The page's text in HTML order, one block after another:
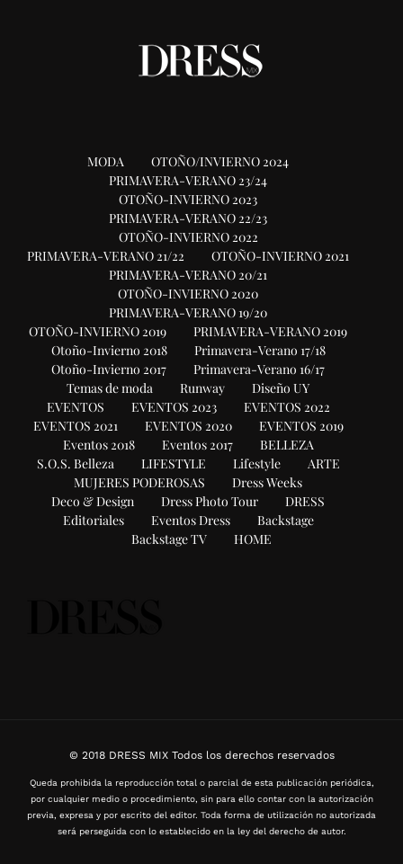
MODA
OTOÑO/INVIERNO 2024
PRIMAVERA-VERANO 23/24
OTOÑO-INVIERNO 2023
PRIMAVERA-VERANO 22/23
OTOÑO-INVIERNO 2022
PRIMAVERA-VERANO 21/22
OTOÑO-INVIERNO 2021
PRIMAVERA-VERANO 20/21
OTOÑO-INVIERNO 2020
PRIMAVERA-VERANO 19/20
OTOÑO-INVIERNO 2019
PRIMAVERA-VERANO 2019
Otoño-Invierno 2018
Primavera-Verano 17/18
Otoño-Invierno 2017
Primavera-Verano 16/17
Temas de moda
Runway
Diseño UY
EVENTOS
EVENTOS 2023
EVENTOS 2022
EVENTOS 2021
EVENTOS 2020
EVENTOS 2019
Eventos 2018
Eventos 2017
BELLEZA
S.O.S. Belleza
LIFESTYLE Lifestyle
ARTE
MUJERES PODEROSAS
Dress Weeks
Deco & Design
Dress Photo Tour
DRESS
Editoriales
Eventos Dress
Backstage
Backstage TV
HOME
© 2018 DRESS MIX Todos los derechos reservados
Queda prohibida la reproducción total o parcial de esta publicación periódica,
por cualquier medio o procedimiento, sin para ello contar con la autorización
previa, expresa y por escrito del editor. Toda forma de utilización no autorizada
será perseguida con lo establecido en la ley del derecho de autor.